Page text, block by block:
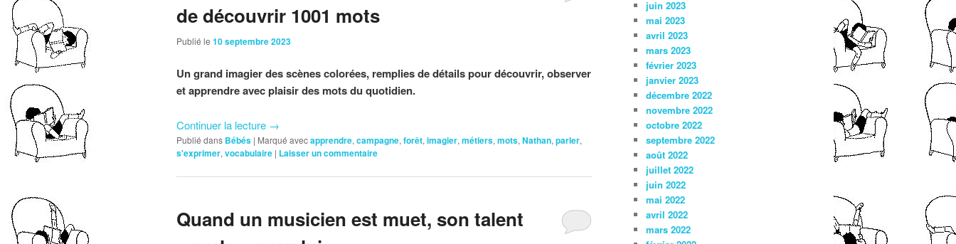
de découvrir 1001 mots
Publié le 10 septembre 2023
Un grand imagier des scènes colorées, remplies de détails pour découvrir, observer
et apprendre avec plaisir des mots du quotidien.
Continuer la lecture →
Publié dans Bébés | Marqué avecapprendre, campagne, forêt, imagier, métiers, mots, Nathan, parler,
s'exprimer, vocabulaire | Laisser un commentaire
Quand un musicien est muet, son talent
juin 2023
mai 2023
avril 2023
mars 2023
février 2023
janvier 2023
décembre 2022
novembre 2022
octobre 2022
septembre 2022
août 2022
juillet 2022
juin 2022
mai 2022
avril 2022
mars 2022